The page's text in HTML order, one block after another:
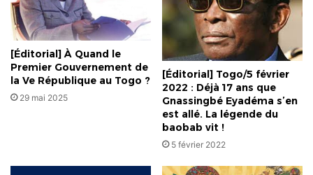
rend
religieux.
[Éditorial] À Quand le
Premier Gouvernement de
la Ve République au Togo ?
29 mai 2025
[Éditorial] Togo/5 février
2022 : Déjà 17 ans que
Gnassingbé Eyadéma s’en
est allé. La légende du
baobab vit !
5 février 2022